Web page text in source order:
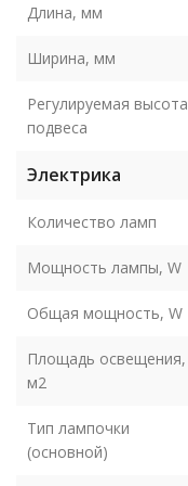
Длина, мм
Ширина, мм
Регулируемая высота
подвеса
Электрика
Количество ламп
Мощность лампы, W
Общая мощность, W
Площадь освещения,
м2
Тип лампочки
(основной)